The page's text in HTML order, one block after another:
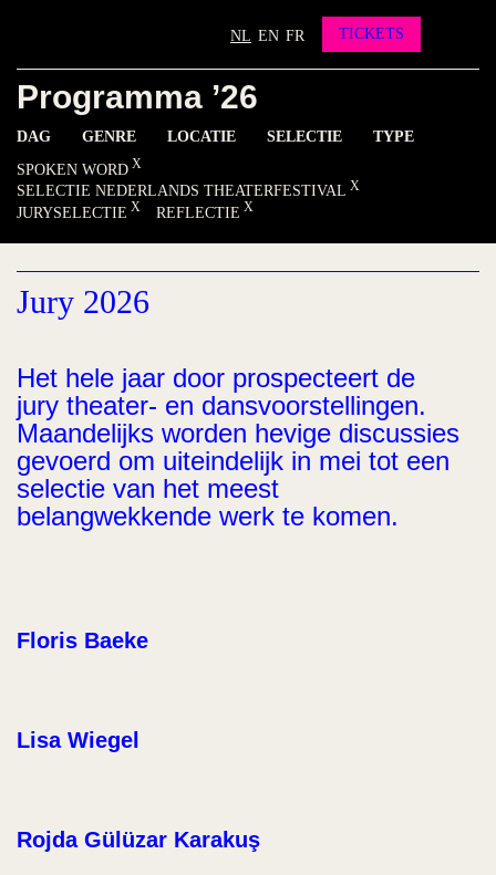
Contact
NL EN FR TICKETS
Programma ’26
DAG GENRE LOCATIE SELECTIE
TYPE
SPOKEN WORD
SELECTIE NEDERLANDS THEATERFESTIVAL
JURYSELECTIE
REFLECTIE
Jury 2026
Het hele jaar door prospecteert de
jury theater- en dansvoorstellingen.
Maandelijks worden hevige discussies
gevoerd om uiteindelijk in mei tot een
selectie van het meest
belangwekkende werk te komen.
Floris Baeke
Lisa Wiegel
Rojda Gülüzar Karakuş